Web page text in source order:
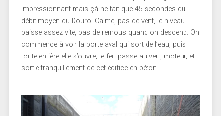
impressionnant mais çà ne fait que 45 secondes du
débit moyen du Douro. Calme, pas de vent, le niveau
baisse assez vite, pas de remous quand on descend. On
commence à voir la porte aval qui sort de l’eau, puis
toute entière elle s’ouvre, le feu passe au vert, moteur, et
sortie tranquillement de cet édifice en béton.